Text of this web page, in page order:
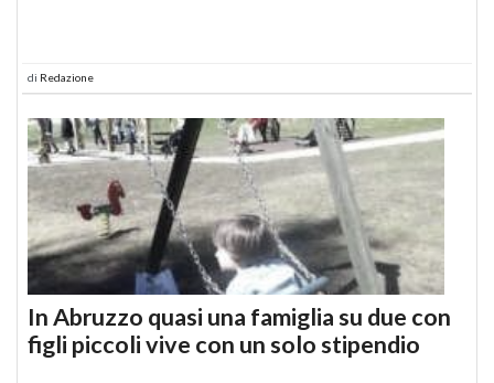
di Redazione
In Abruzzo quasi una famiglia su due con
figli piccoli vive con un solo stipendio